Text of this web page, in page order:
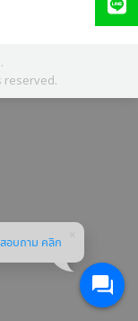
reserved.
สอบถาม คลิก